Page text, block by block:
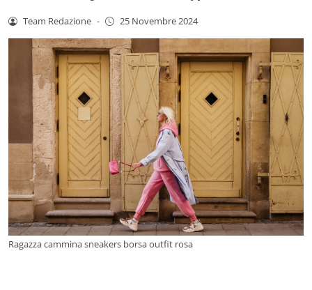
Team Redazione - 25 Novembre 2024
Ragazza cammina sneakers borsa outfit rosa